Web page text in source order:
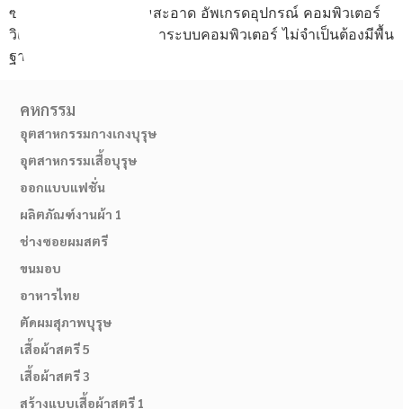
02-514-1840
ซ่อม ประกอบ ทำความสะอาด อัพเกรดอุปกรณ์ คอมพิวเตอร์
วิเคราะห์และแก้ไขปัญหาระบบคอมพิวเตอร์ ไม่จำเป็นต้องมีพื้น
ฐาน
คหกรรม
อุตสาหกรรมกางเกงบุรุษ
อุตสาหกรรมเสื้อบุรุษ
ออกแบบแฟชั่น
ผลิตภัณฑ์งานผ้า 1
ช่างซอยผมสตรี
ขนมอบ
อาหารไทย
ตัดผมสุภาพบุรุษ
เสื้อผ้าสตรี 5
เสื้อผ้าสตรี 3
สร้างแบบเสื้อผ้าสตรี 1